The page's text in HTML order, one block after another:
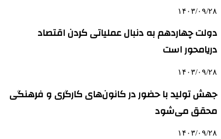
۱۴۰۳/۰۹/۲۸
دولت چهاردهم به دنبال عملیاتی کردن اقتصاد
دریامحور است
۱۴۰۳/۰۹/۲۸
جهش تولید با حضور در کانون‌های کارگری و فرهنگی
محقق می‌شود
۱۴۰۳/۰۹/۲۸